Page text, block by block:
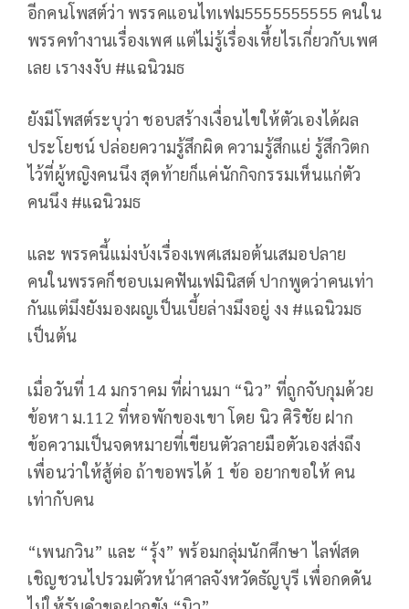
อีกคนโพสต์ว่า พรรคแอนไทเฟม5555555555 คนใน
พรรคทำงานเรื่องเพศ แต่ไม่รู้เรื่องเหี้ยไรเกี่ยวกับเพศ
เลย เรางงงับ #แฉนิวมธ
ยังมีโพสต์ระบุว่า ชอบสร้างเงื่อนไขให้ตัวเองได้ผล
ประโยชน์ ปล่อยความรู้สึกผิด ความรู้สึกแย่ รู้สึกวิตก
ไว้ที่ผู้หญิงคนนึง สุดท้ายก็แค่นักกิจกรรมเห็นแก่ตัว
คนนึง #แฉนิวมธ
และ พรรคนี้แม่งบ้งเรื่องเพศเสมอต้นเสมอปลาย
คนในพรรคก็ชอบเมคฟันเฟมินิสต์ ปากพูดว่าคนเท่า
กันแต่มึงยังมองผญเป็นเบี้ยล่างมึงอยู่ งง #แฉนิวมธ
เป็นต้น
เมื่อวันที่ 14 มกราคม ที่ผ่านมา “นิว” ที่ถูกจับกุมด้วย
ข้อหา ม.112 ที่หอพักของเขา โดย นิว ศิริชัย ฝาก
ข้อความเป็นจดหมายที่เขียนตัวลายมือตัวเองส่งถึง
เพื่อนว่าให้สู้ต่อ ถ้าขอพรได้ 1 ข้อ อยากขอให้ คน
เท่ากับคน
“เพนกวิน” และ “รุ้ง” พร้อมกลุ่มนักศึกษา ไลฟ์สด
เชิญชวนไปรวมตัวหน้าศาลจังหวัดธัญบุรี เพื่อกดดัน